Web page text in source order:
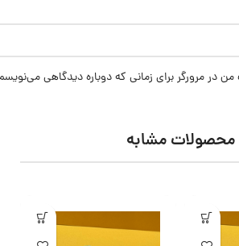
در مرورگر برای زمانی که دوباره دیدگاهی
محصولات مشابه